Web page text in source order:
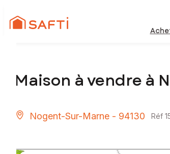
Maison à vendre à
Nogent-Sur-Marne - 94130 Réf